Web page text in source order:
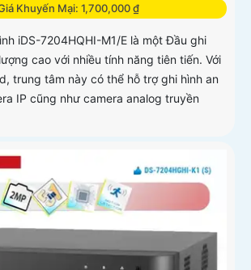
Khuyến Mại: 1,700,000 ₫
iDS-7204HQHI-M1/E là một Đầu ghi
cao với nhiều tính năng tiên tiến. Với
trung tâm này có thể hỗ trợ ghi hình an
IP cũng như camera analog truyền